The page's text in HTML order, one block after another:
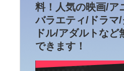
料！人気の映画/ア
バラエティ/ドラマ
ドル/アダルトなど
できます！